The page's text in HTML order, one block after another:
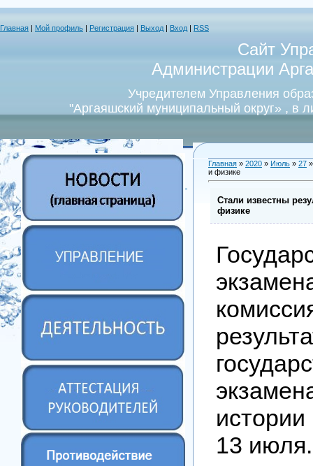
Главная Мой профиль Регистрация Выход Вход RSS
Сайт
Администрации
Учредителем Управления
"Аргаяшский муниципальный округ» , в
Главная » 2020 » Июль » 27
и физике
Стали известны
физике
13 июля.